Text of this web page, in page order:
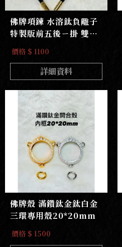
佛牌項鍊 水溶鈦負離子
特製版前五後ㄧ掛 雙符
管配置
價格 $ 1100
詳細資料
佛牌殼 滿鑽鈦金鈦白金
三環專用殼20*20mm
價格 $ 1500